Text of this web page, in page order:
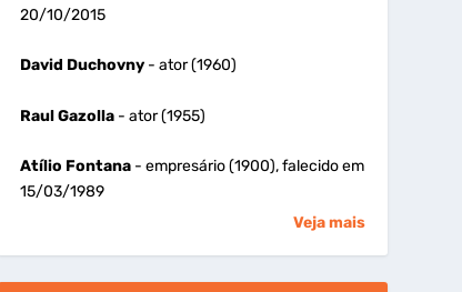
20/10/2015
David Duchovny- ator (1960)
Raul Gazolla- ator (1955)
Atílio Fontana- empresário (1900), falecido em
15/03/1989
Veja mais